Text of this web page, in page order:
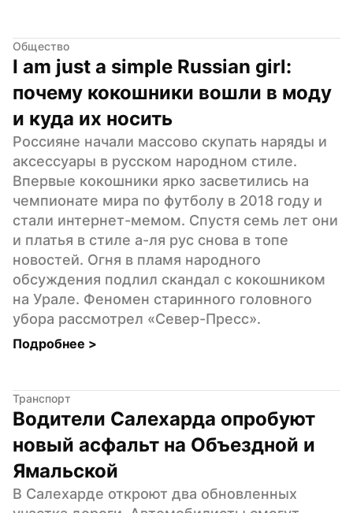
Общество
I am just a simple Russian girl:
почему кокошники вошли в моду
и куда их носить
Россияне начали массово скупать наряды и
аксессуары в русском народном стиле.
Впервые кокошники ярко засветились на
чемпионате мира по футболу в 2018 году и
стали интернет-мемом. Спустя семь лет они
и платья в стиле а-ля рус снова в топе
новостей. Огня в пламя народного
обсуждения подлил скандал с кокошником
на Урале. Феномен старинного головного
убора рассмотрел «Север-Пресс».
Подробнее >
Транспорт
Водители Салехарда опробуют
новый асфальт на Объездной и
Ямальской
В Салехарде откроют два обновленных